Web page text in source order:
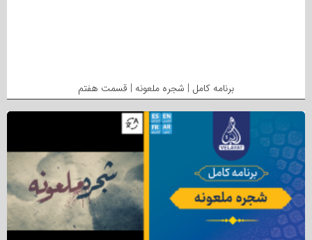
برنامه کامل | شجره ملعونه | قسمت هفتم